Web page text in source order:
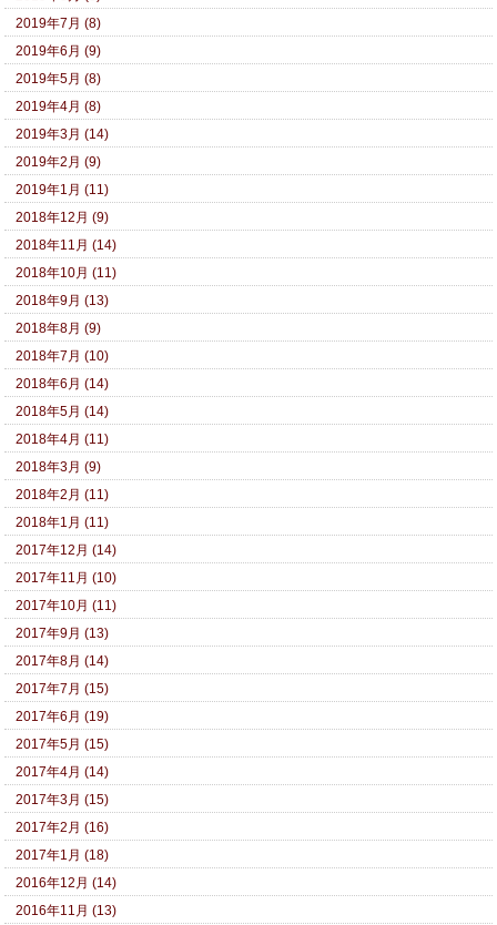
2019年7月 (8)
2019年6月 (9)
2019年5月 (8)
2019年4月 (8)
2019年3月 (14)
2019年2月 (9)
2019年1月 (11)
2018年12月 (9)
2018年11月 (14)
2018年10月 (11)
2018年9月 (13)
2018年8月 (9)
2018年7月 (10)
2018年6月 (14)
2018年5月 (14)
2018年4月 (11)
2018年3月 (9)
2018年2月 (11)
2018年1月 (11)
2017年12月 (14)
2017年11月 (10)
2017年10月 (11)
2017年9月 (13)
2017年8月 (14)
2017年7月 (15)
2017年6月 (19)
2017年5月 (15)
2017年4月 (14)
2017年3月 (15)
2017年2月 (16)
2017年1月 (18)
2016年12月 (14)
2016年11月 (13)